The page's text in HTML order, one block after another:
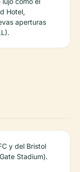
Hotel,
aperturas
y del Bristol
Stadium).